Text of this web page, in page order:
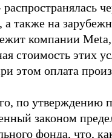
распространялась
а также на
компании
стоимость этих
этом оплата
по утверждению
законом
фонда, что,